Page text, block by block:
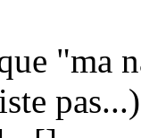
"ma
pas...)